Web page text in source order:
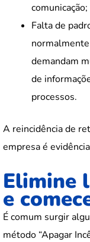
comunicação;
Falta de
demandam
de
processos.
A reincidência de
empresa é
Elimine
e
É comum surgir
método “Apagar